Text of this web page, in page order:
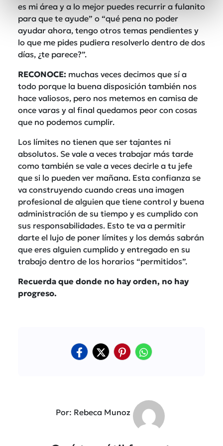
es mi área y a lo mejor puedes recurrir a fulanito
para que te ayude” o “qué pena no poder
ayudar ahora, tengo otros temas pendientes y
lo que me pides pudiera resolverlo dentro de dos
días, ¿te parece?”.
RECONOCE: muchas veces decimos que sí a
todo porque la buena disposición también nos
hace valiosos, pero nos metemos en camisa de
once varas y al final quedamos peor con cosas
que no podemos cumplir.
Los límites no tienen que ser tajantes ni
absolutos. Se vale a veces trabajar más tarde
como también se vale a veces decirle a tu jefe
que si lo pueden ver mañana. Esta confianza se
va construyendo cuando creas una imagen
profesional de alguien que tiene control y buena
administración de su tiempo y es cumplido con
sus responsabilidades. Esto te va a permitir
darte el lujo de poner límites y los demás sabrán
que eres alguien cumplido y entregado en su
trabajo dentro de los horarios “permitidos”.
Recuerda que donde no hay orden, no hay
progreso.
Por: Rebeca Munoz